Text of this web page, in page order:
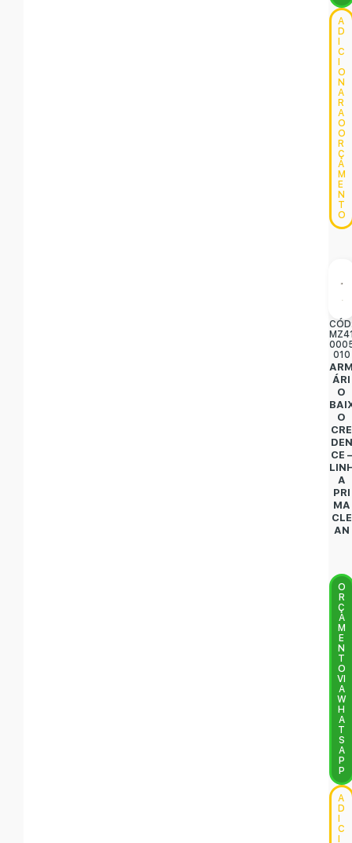
A
D
C
O
N
A
R
A
O
O
R
Ç
A
M
E
N
T
O
010
ÁRI
O
O
CRE
DEN
CE –
A
PRI
MA
CLE
AN
O
R
Ç
A
M
E
N
T
O
VI
A
W
H
A
T
S
A
P
P
A
D
C